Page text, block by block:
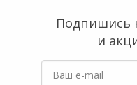
Подпишись
и